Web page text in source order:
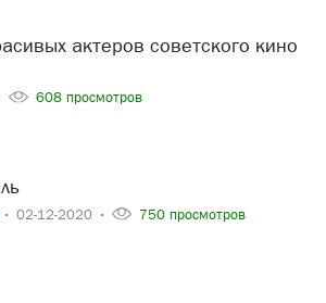
608 просмотров
02-12-2020 750 просмотров